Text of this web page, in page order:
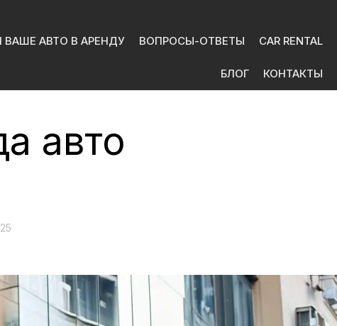
АВТО В АРЕНДУ ВОПРОСЫ-ОТВЕТЫ CAR RENTAL
БЛОГ КОНТАКТЫ
авто